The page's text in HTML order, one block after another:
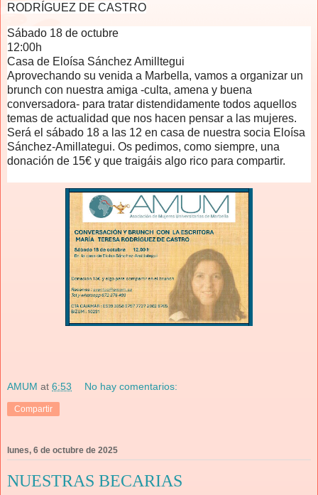
RODRÍGUEZ DE CASTRO
Sábado 18 de octubre
12:00h
Casa de Eloísa Sánchez Amilltegui
Aprovechando su venida a Marbella, vamos a organizar un
brunch con nuestra amiga -culta, amena y buena
conversadora- para tratar distendidamente todos aquellos
temas de actualidad que nos hacen pensar a las mujeres.
Será el sábado 18 a las 12 en casa de nuestra socia Eloísa
Sánchez-Amillategui. Os pedimos, como siempre, una
donación de 15€ y que traigáis algo rico para compartir.
AMUM at 6:53 No hay comentarios:
Compartir
lunes, 6 de octubre de 2025
NUESTRAS BECARIAS